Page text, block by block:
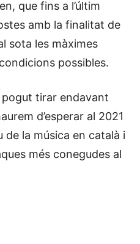
que fins a l’últim
amb la finalitat de
sota les màximes
possibles.
pogut tirar endavant
d’esperar al 2021
de la música en català i
més conegudes al